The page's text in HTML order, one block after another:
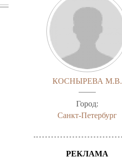
КОСНЫРЕВА М.В.
Город:
Санкт-Петербург
РЕКЛАМА